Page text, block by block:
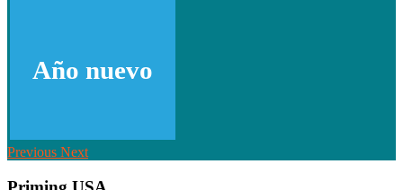
Año nuevo
Previous Next